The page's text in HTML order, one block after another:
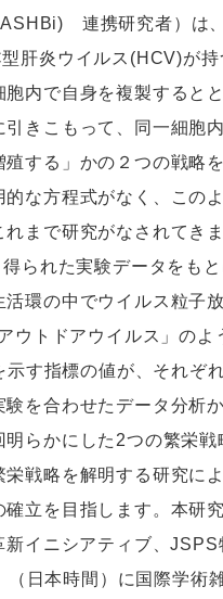
連携研究者）は
肝炎ウイルス(HCV)が
内で自身を複製すると
きこもって、同一細胞
する」かの２つの戦略
な方程式がなく、この
まで研究がなされてき
られた実験データをも
環の中でウイルス粒子
トドアウイルス」のよ
す指標の値が、それぞ
を合わせたデータ分析
らかにした2つの繁栄
戦略を解明する研究に
立を目指します。本研
イニシアティブ、
日本時間）に国際学術